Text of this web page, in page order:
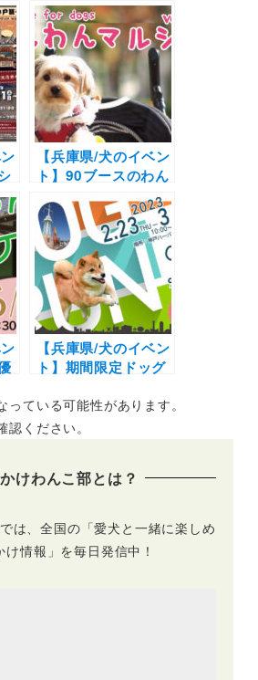
ズまで「わんにゃん
ナイトマーケット」
（サザンモール六甲
B612）8/24
【兵庫県/犬のイベン
ト】90ブースのわん
ちゃんグッズが勢揃
い！キッチンカーも
♪「わんわんマルシ
ェ vol.35」（神戸ポ
ートアイランド内・
市民広場）5/21・22
開催
【兵庫県/犬のイベン
ト】期間限定ドッグ
に楽しめる体験イベ
ントも同時開催「ハ
ランド高浜岸壁）
ている可能性があります。
ください。
けわんこ部とは？
は、全国の「愛犬と一緒に楽しめ
け情報」を毎日発信中！